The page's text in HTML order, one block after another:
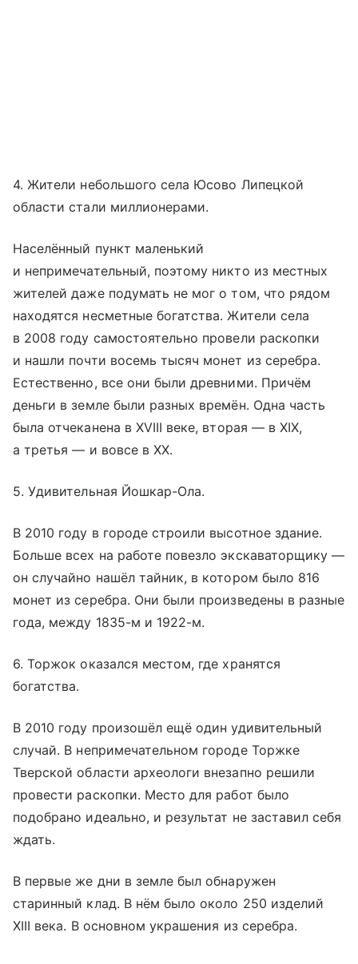
4. Жители небольшого села Юсово Липецкой
области стали миллионерами.
Населённый пункт маленький
и непримечательный, поэтому никто из местных
жителей даже подумать не мог о том, что рядом
находятся несметные богатства. Жители села
в 2008 году самостоятельно провели раскопки
и нашли почти восемь тысяч монет из серебра.
Естественно, все они были древними. Причём
деньги в земле были разных времён. Одна часть
была отчеканена в XVIII веке, вторая — в XIX,
а третья — и вовсе в XX.
5. Удивительная Йошкар-Ола.
В 2010 году в городе строили высотное здание.
Больше всех на работе повезло экскаваторщику —
он случайно нашёл тайник, в котором было 816
монет из серебра. Они были произведены в разные
года, между 1835-м и 1922-м.
6. Торжок оказался местом, где хранятся
богатства.
В 2010 году произошёл ещё один удивительный
случай. В непримечательном городе Торжке
Тверской области археологи внезапно решили
провести раскопки. Место для работ было
подобрано идеально, и результат не заставил себя
ждать.
В первые же дни в земле был обнаружен
старинный клад. В нём было около 250 изделий
XIII века. В основном украшения из серебра.